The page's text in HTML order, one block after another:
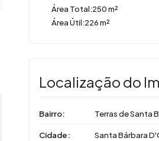
Área Total:250 m²
Área Útil:226 m²
Localização do
Bairro: Terras de Santa
Cidade: Santa Bárbara